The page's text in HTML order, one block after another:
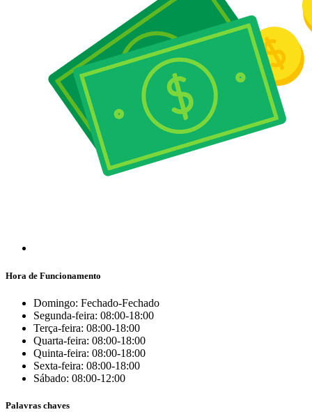
Hora de Funcionamento
Domingo: Fechado-Fechado
Segunda-feira: 08:00-18:00
Terça-feira: 08:00-18:00
Quarta-feira: 08:00-18:00
Quinta-feira: 08:00-18:00
Sexta-feira: 08:00-18:00
Sábado: 08:00-12:00
Palavras chaves